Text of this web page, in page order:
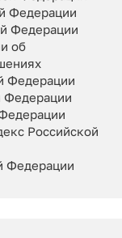
Федерации
Федерации
об
Федерации
Федерации
Российской
Федерации